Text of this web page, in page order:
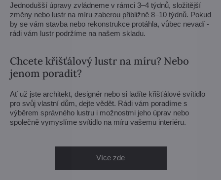
Jednodušší úpravy zvládneme v rámci 3–4 týdnů, složitější
změny nebo lustr na míru zaberou přibližně 8–10 týdnů. Pokud
by se vám stavba nebo rekonstrukce protáhla, vůbec nevadí -
rádi vám lustr podržíme na našem skladu.
Chcete křišťálový lustr na míru? Nebo
jenom poradit?
Ať už jste architekt, designér nebo si ladíte křišťálové svítidlo
pro svůj vlastní dům, dejte vědět. Rádi vám poradíme s
výběrem správného lustru i možnostmi jeho úprav nebo
společně vymyslíme svítidlo na míru vašemu interiéru.
Více zde